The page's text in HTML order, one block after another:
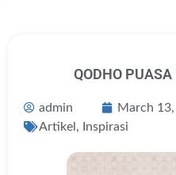
QODHO PUASA
admin March
Artikel , Inspirasi